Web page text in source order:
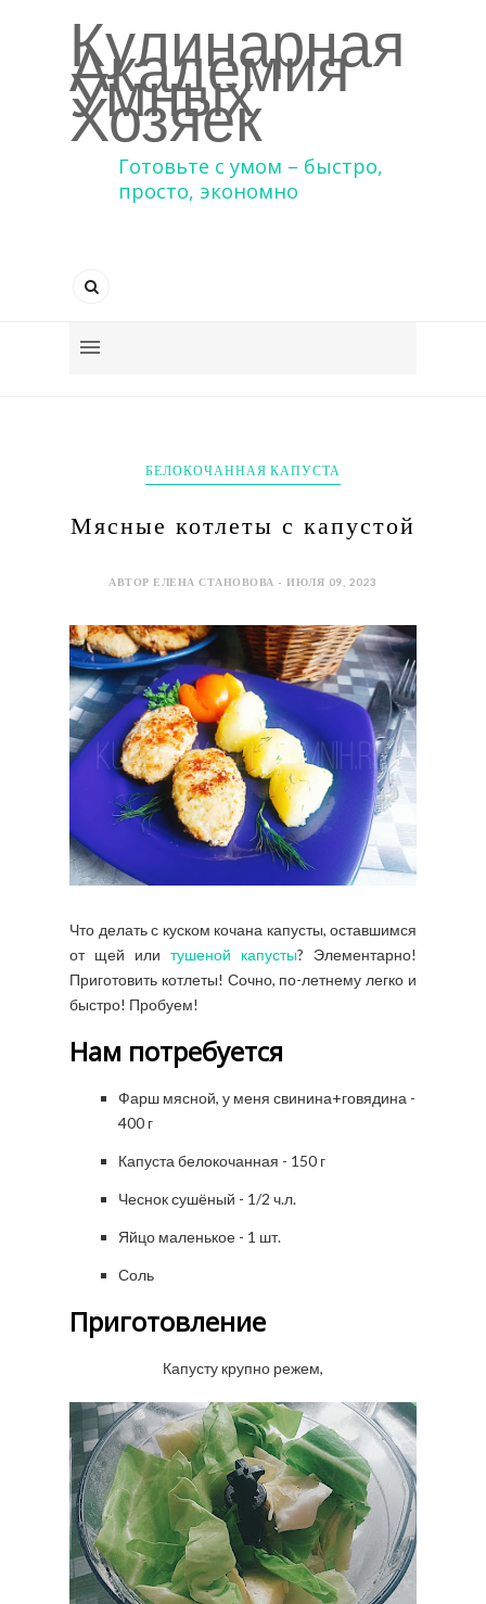
Кулинарная
Академия
Умных
Хозяек
Готовьте с умом – быстро,
просто, экономно
БЕЛОКОЧАННАЯ КАПУСТА
Мясные котлеты с капустой
АВТОР ЕЛЕНА СТАНОВОВА - ИЮЛЯ 09, 2023
Что делать с куском кочана капусты, оставшимся
от щей или тушеной капусты? Элементарно!
Приготовить котлеты! Сочно, по-летнему легко и
быстро! Пробуем!
Нам потребуется
Фарш мясной, у меня свинина+говядина -
400 г
Капуста белокочанная - 150 г
Чеснок сушёный - 1/2 ч.л.
Яйцо маленькое - 1 шт.
Соль
Приготовление
Капусту крупно режем,